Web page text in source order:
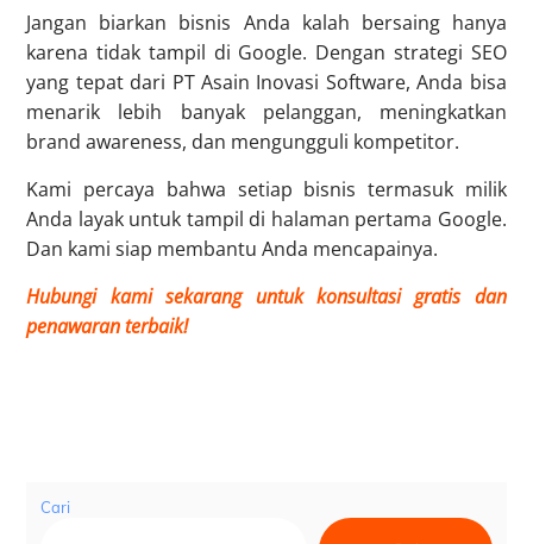
Jangan biarkan bisnis Anda kalah bersaing hanya
karena tidak tampil di Google. Dengan strategi SEO
yang tepat dari PT Asain Inovasi Software, Anda bisa
menarik lebih banyak pelanggan, meningkatkan
brand awareness, dan mengungguli kompetitor.
Kami percaya bahwa setiap bisnis termasuk milik
Anda layak untuk tampil di halaman pertama Google.
Dan kami siap membantu Anda mencapainya.
Hubungi kami sekaranguntuk konsultasi gratis dan
penawaran terbaik!
Cari